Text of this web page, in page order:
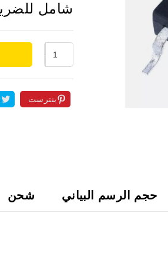
شامل
بنترست
شحن حجم الرسم البياني